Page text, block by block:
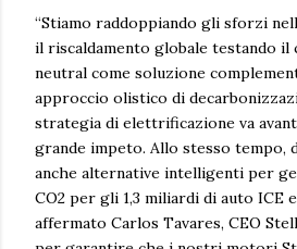
“Stiamo raddoppiando gli sforzi
il riscaldamento globale testando il
neutral come soluzione
approccio olistico di
strategia di elettrificazione va
grande impeto. Allo stesso tempo,
anche alternative intelligenti per
CO2 per gli 1,3 miliardi di auto ICE
affermato Carlos Tavares, CEO